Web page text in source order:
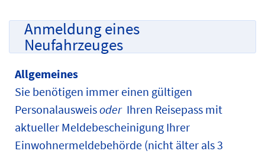
Anmeldung eines
Neufahrzeuges
Allgemeines
Sie benötigen immer einen gültigen
PersonalausweisoderIhren Reisepass mit
aktueller Meldebescheinigung Ihrer
Einwohnermeldebehörde (nicht älter als 3